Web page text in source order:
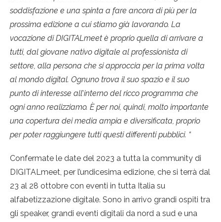
soddisfazione e una spinta a fare ancora di più per la
prossima edizione a cui stiamo già lavorando. La
vocazione di DIGITALmeet è proprio quella di arrivare a
tutti, dal giovane nativo digitale al professionista di
settore, alla persona che si approccia per la prima volta
al mondo digital. Ognuno trova il suo spazio e il suo
punto di interesse all’interno del ricco programma che
ogni anno realizziamo. È per noi, quindi, molto importante
una copertura dei media ampia e diversificata, proprio
per poter raggiungere tutti questi differenti pubblici. “
Confermate le date del 2023 a tutta la community di
DIGITALmeet, per l’undicesima edizione, che si terrà dal
23 al 28 ottobre con eventi in tutta Italia su
alfabetizzazione digitale. Sono in arrivo grandi ospiti tra
gli speaker, grandi eventi digitali da nord a sud e una